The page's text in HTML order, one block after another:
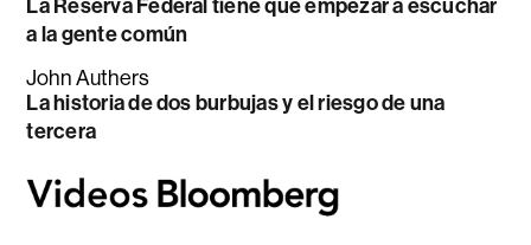
La Reserva Federal tiene que empezar a escuchar
a la gente común
John Authers
La historia de dos burbujas y el riesgo de una
tercera